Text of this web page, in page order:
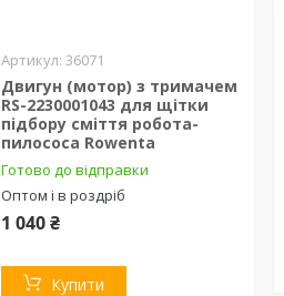
36071
Двигун (мотор) з тримачем
RS-2230001043 для щітки
підбору сміття робота-
пилососа Rowenta
Готово до відправки
Оптом і в роздріб
1 040 ₴
Купити